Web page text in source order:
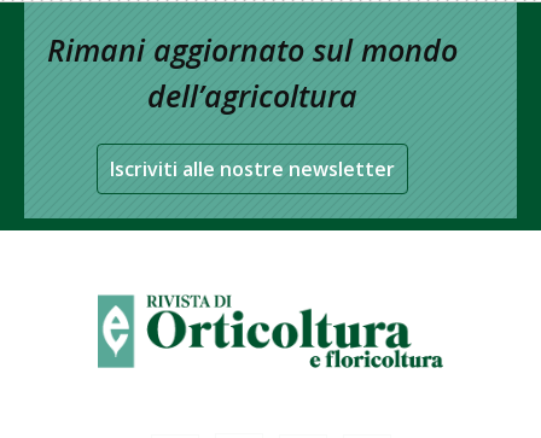
Rimani aggiornato sul mondo
dell’agricoltura
Iscriviti alle nostre newsletter